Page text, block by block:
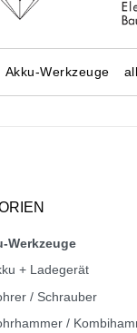
Akku-Werkzeuge
Werkzeuge
+ Ladegerät
/ Schrauber
/